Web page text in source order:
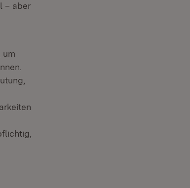
– aber
um